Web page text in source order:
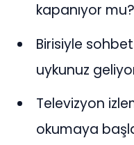
kapanıyor mu?
Birisiyle
uykunuz
Televizyon
okumaya